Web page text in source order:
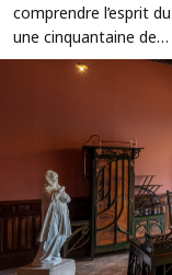
comprendre l’esprit
une cinquantaine de…